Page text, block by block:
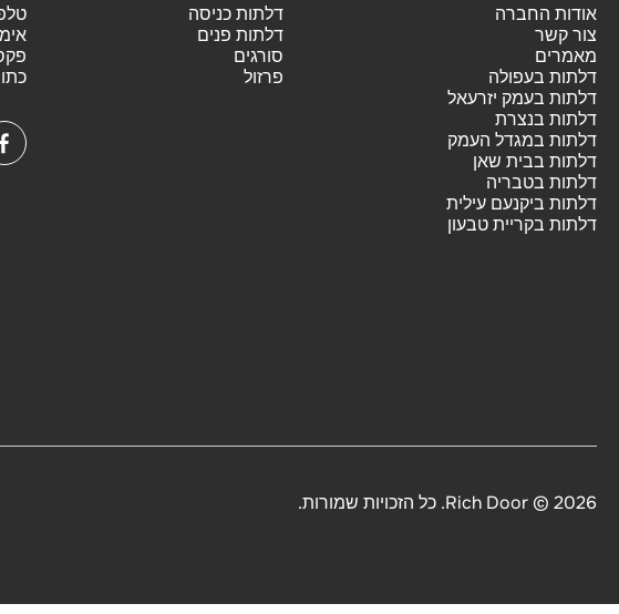
אודות החברה
צור קשר
מאמרים
דלתות בעפולה
דלתות בעמק יזרעאל
דלתות בנצרת
דלתות במגדל העמק
דלתות בבית שאן
דלתות בטבריה
דלתות ביקנעם עילית
דלתות בקריית טבעון
דלתות כניסה
דלתות פנים
סורגים
פרזול
2026 © Rich Door. כל הזכויות שמורות.